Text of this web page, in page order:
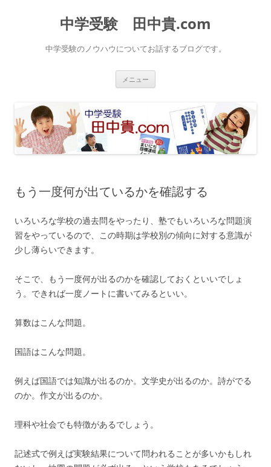
中学受験 田中貴.com
中学受験のノウハウについてお話するブログです。
メニュー
ス
キ
ッ
プ
もう一度何が出ているかを確認する
いろいろな学校の過去問をやったり、塾でもいろいろな問題演
習をやっているので、この時期は学校別の傾向に対する意識が
少し薄らいできます。
そこで、もう一度何が出るのかを確認しておくといいでしょ
う。できれば一度ノートに書いてみるといい。
算数はこんな問題。
国語はこんな問題。
例えば国語では知識が出るのか。文学史が出るのか。詩がでる
のか。作文が出るのか。
理科や社会でも特徴があるでしょう。
記述式で例えば実験結果について問われることが多いかもしれ